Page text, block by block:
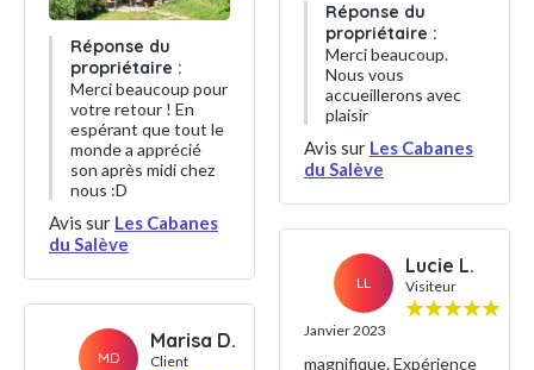
Réponse du
propriétaire :
Merci beaucoup pour
votre retour ! En
espérant que tout le
monde a apprécié
son après midi chez
nous :D
Avis sur Les Cabanes
du Salève
MD
Marisa D.
Client
Réponse du
propriétaire :
Merci beaucoup.
Nous vous
accueillerons avec
plaisir
Avis sur Les Cabanes
du Salève
LL
Lucie L.
Visiteur
Janvier 2023
magnifique. Expérience